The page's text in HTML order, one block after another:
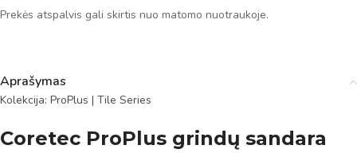
Prekės atspalvis gali skirtis nuo matomo nuotraukoje.
Aprašymas
Kolekcija: ProPlus | Tile Series
Coretec ProPlus grindų sandara